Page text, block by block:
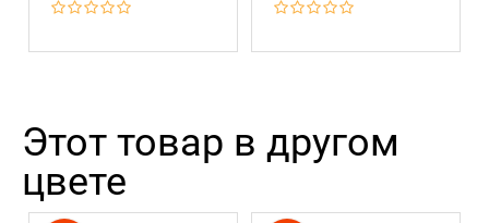
Этот товар в другом
цвете